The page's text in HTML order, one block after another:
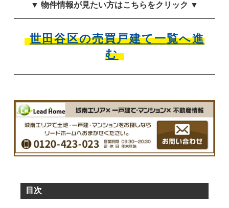
▼ 物件情報が見たい方はこちらをクリック ▼
世田谷区の売買戸建て一覧へ進
む
目次